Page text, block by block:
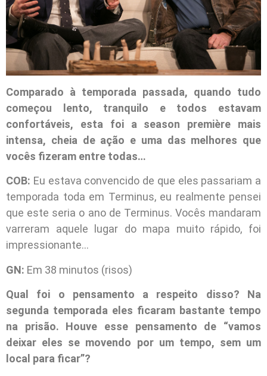
Comparado à temporada passada, quando tudo
começou lento, tranquilo e todos estavam
confortáveis, esta foi a season première mais
intensa, cheia de ação e uma das melhores que
vocês fizeram entre todas…
COB: Eu estava convencido de que eles passariam a
temporada toda em Terminus, eu realmente pensei
que este seria o ano de Terminus. Vocês mandaram
varreram aquele lugar do mapa muito rápido, foi
impressionante…
GN: Em 38 minutos (risos)
Qual foi o pensamento a respeito disso? Na
segunda temporada eles ficaram bastante tempo
na prisão. Houve esse pensamento de “vamos
deixar eles se movendo por um tempo, sem um
local para ficar”?